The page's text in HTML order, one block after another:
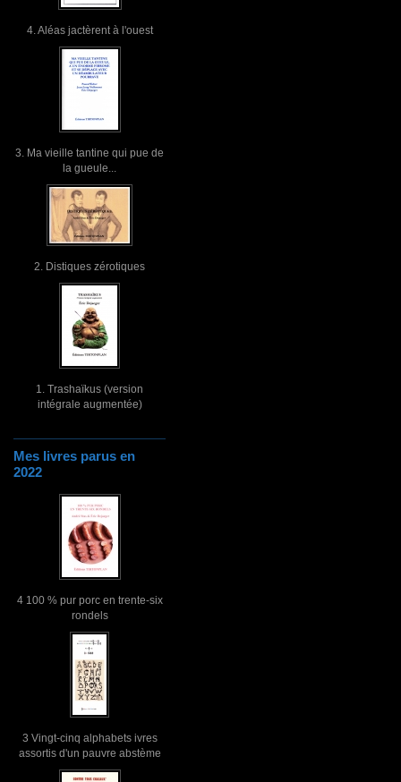
4. Aléas jactèrent à l'ouest
3. Ma vieille tantine qui pue de
la gueule...
2. Distiques zérotiques
1. Trashaïkus (version
intégrale augmentée)
Mes livres parus en
2022
4 100 % pur porc en trente-six
rondels
3 Vingt-cinq alphabets ivres
assortis d'un pauvre abstème